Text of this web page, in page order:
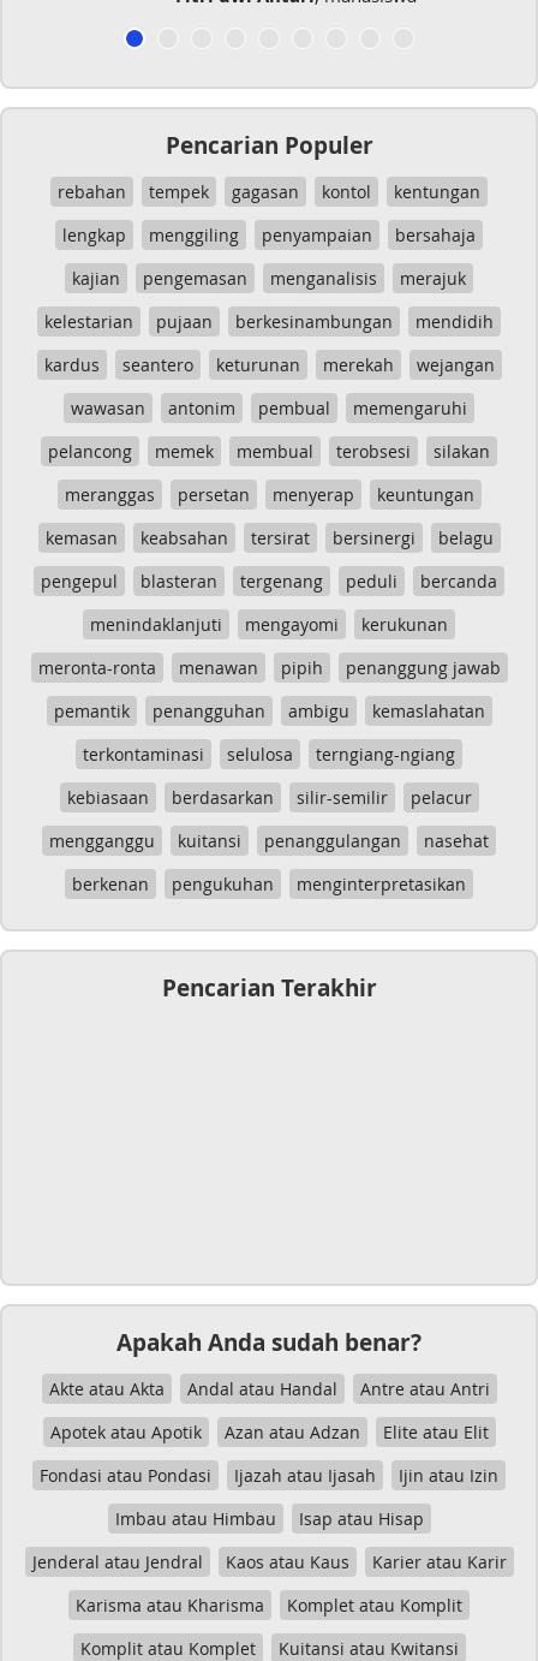
Pencarian Populer
rebahan tempek gagasan kontol
kentungan
lengkap
menggiling penyampaian
bersahaja
kajian
pengemasan menganalisis
merajuk
kelestarian
pujaan berkesinambungan
mendidih
kardus
seantero keturunan merekah
wejangan
wawasan
antonim pembual
memengaruhi
pelancong
memek membual terobsesi
silakan
meranggas
persetan menyerap
keuntungan
kemasan
keabsahan tersirat bersinergi
belagu
pengepul
blasteran tergenang peduli
bercanda
menindaklanjuti
mengayomi
kerukunan
meronta-ronta
menawan pipih
penanggung jawab
pemantik
penangguhan ambigu
kemaslahatan
terkontaminasi
selulosa
terngiang-ngiang
kebiasaan
berdasarkan silir-semilir
pelacur
mengganggu
kuitansi penanggulangan
nasehat
berkenan
pengukuhan menginterpretasikan
Pencarian Terakhir
Apakah Anda sudah benar?
Akte atau Akta Andal atau Handal
Antre atau Antri
Apotek atau Apotik
Azan atau Adzan
Elite atau Elit
Fondasi atau Pondasi
Ijazah atau Ijasah
Ijin atau Izin
Imbau atau Himbau
Isap atau Hisap
Jenderal atau Jendral
Kaos atau Kaus
Karier atau Karir
Karisma atau Kharisma
Komplet atau Komplit
Komplit atau Komplet
Kuitansi atau Kwitansi